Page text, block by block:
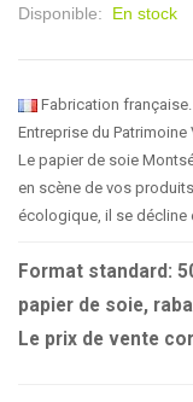
Disponible: En stock
Fabrication française.
Entreprise du Patrimoine
Le papier de soie
en scène de vos
écologique, il se
Format standard:
papier de soie,
Le prix de vente